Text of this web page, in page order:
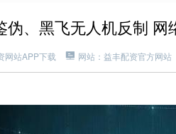
伪、黑飞无人机反制
网站APP下载 网站：益丰配资官方网站